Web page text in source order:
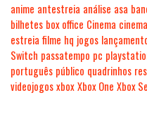
anime antestreia análise asa
bilhetes box office Cinema
estreia filme hq jogos
Switch passatempo pc
português público quadrinhos
videojogosxboxXbox One Xbox